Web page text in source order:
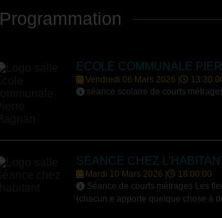
Programmation
ECOLE COMMUNALE
Vendredi 06 Mars 2026 |
séance scolaire de courts
SÉANCE CHEZ
Mardi 10 Mars 2026 |
18:00:00
Séance de courts métrages Les
(chacun.e apporte quelque chose à